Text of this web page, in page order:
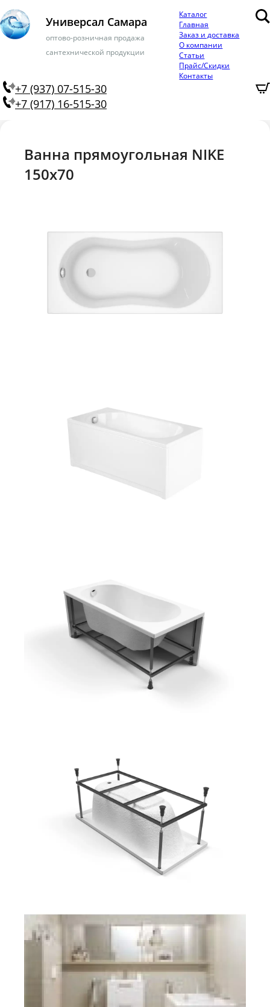
Универсал Самара
оптово-розничная продажа
сантехнической продукции
Каталог
Главная
Заказ и доставка
О компании
Статьи
Прайс/Скидки
Контакты
+7 (937) 07-515-30
+7 (917) 16-515-30
Ванна прямоугольная NIKE
150x70